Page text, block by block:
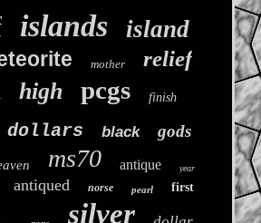
islands island
mother relief
high pcgs finish
dollars black gods
ms70 antique year
antiqued norse pearl first
silver